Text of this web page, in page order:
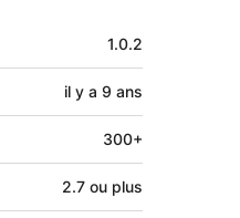
1.0.2
il y a 9 ans
300+
2.7 ou plus